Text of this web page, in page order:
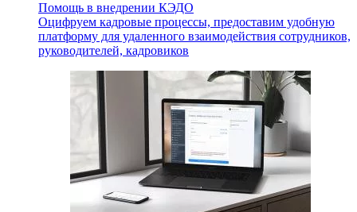
Помощь в внедрении КЭДО
Оцифруем кадровые процессы, предоставим удобную
платформу для удаленного взаимодействия сотрудников,
руководителей, кадровиков